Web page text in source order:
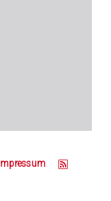
Impressum